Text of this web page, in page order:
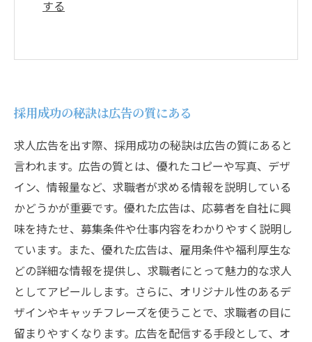
する
採用成功の秘訣は広告の質にある
求人広告を出す際、採用成功の秘訣は広告の質にあると
言われます。広告の質とは、優れたコピーや写真、デザ
イン、情報量など、求職者が求める情報を説明している
かどうかが重要です。優れた広告は、応募者を自社に興
味を持たせ、募集条件や仕事内容をわかりやすく説明し
ています。また、優れた広告は、雇用条件や福利厚生な
どの詳細な情報を提供し、求職者にとって魅力的な求人
としてアピールします。さらに、オリジナル性のあるデ
ザインやキャッチフレーズを使うことで、求職者の目に
留まりやすくなります。広告を配信する手段として、オ